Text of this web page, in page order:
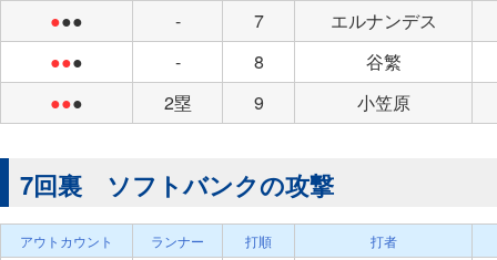
●●● - 7
エルナンデス
●●● - 8
谷繁
●●● 2塁 9 小笠原
7回裏 ソフトバンクの攻撃
アウトカウント ランナー 打順 打者